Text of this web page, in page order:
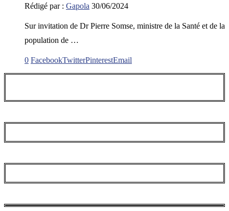
Rédigé par : Gapola 30/06/2024
Sur invitation de Dr Pierre Somse, ministre de la Santé et de la
population de …
0 FacebookTwitterPinterestEmail